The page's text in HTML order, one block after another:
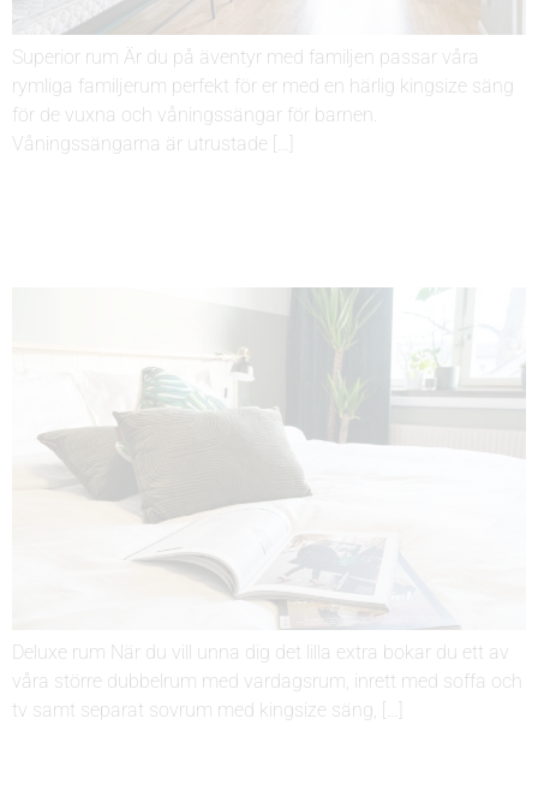
Superior rum Är du på äventyr med familjen passar våra
rymliga familjerum perfekt för er med en härlig kingsize säng
för de vuxna och våningssängar för barnen.
Våningssängarna är utrustade […]
Deluxe rum När du vill unna dig det lilla extra bokar du ett av
våra större dubbelrum med vardagsrum, inrett med soffa och
tv samt separat sovrum med kingsize säng, […]